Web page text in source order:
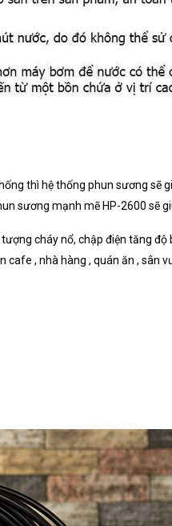
thì hệ thống phun sương sẽ
sương mạnh mẽ HP-2600 sẽ
cháy nổ, chập điện tăng
, nhà hàng , quán ăn , sân